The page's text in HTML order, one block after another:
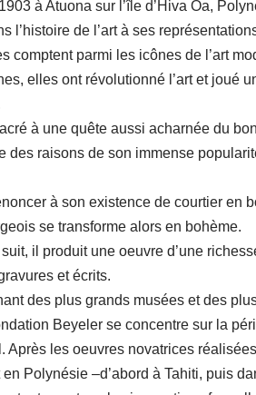
à Atuona sur l’île d’Hiva Oa,
l’histoire de l’art à ses
comptent parmi les icônes de l’art
elles ont révolutionné l’art et joué
à une quête aussi acharnée du
des raisons de son immense
à son existence de courtier en
se transforme alors en bohème.
il produit une oeuvre d’une
et écrits.
des plus grands musées et des
Beyeler se concentre sur la
Après les oeuvres novatrices
Polynésie –d’abord à Tahiti, puis